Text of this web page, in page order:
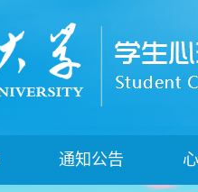
通知公告